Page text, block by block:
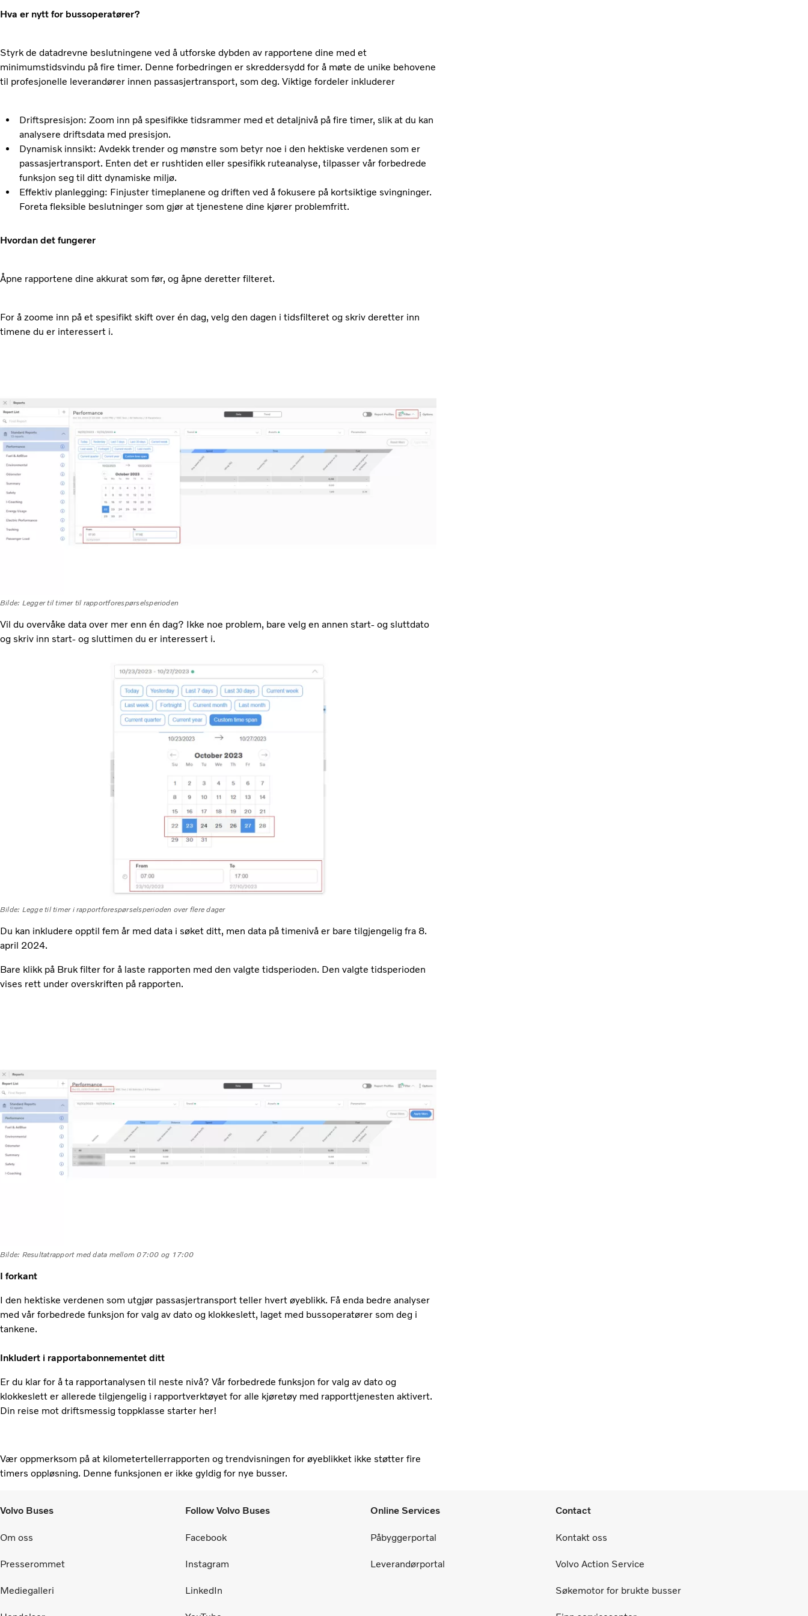
Hva er nytt for bussoperatører?
Styrk de datadrevne beslutningene ved å utforske dybden av rapportene dine med et
minimumstidsvindu på fire timer. Denne forbedringen er skreddersydd for å møte de unike behovene
til profesjonelle leverandører innen passasjertransport, som deg. Viktige fordeler inkluderer
Driftspresisjon: Zoom inn på spesifikke tidsrammer med et detaljnivå på fire timer, slik at du kan
analysere driftsdata med presisjon.
Dynamisk innsikt: Avdekk trender og mønstre som betyr noe i den hektiske verdenen som er
passasjertransport. Enten det er rushtiden eller spesifikk ruteanalyse, tilpasser vår forbedrede
funksjon seg til ditt dynamiske miljø.
Effektiv planlegging: Finjuster timeplanene og driften ved å fokusere på kortsiktige svingninger.
Foreta fleksible beslutninger som gjør at tjenestene dine kjører problemfritt.
Hvordan det fungerer
Åpne rapportene dine akkurat som før, og åpne deretter filteret.
For å zoome inn på et spesifikt skift over én dag, velg den dagen i tidsfilteret og skriv deretter inn
timene du er interessert i.
Bilde: Legger til timer til rapportforespørselsperioden
Vil du overvåke data over mer enn én dag? Ikke noe problem, bare velg en annen start- og sluttdato
og skriv inn start- og sluttimen du er interessert i.
Bilde: Legge til timer i rapportforespørselsperioden over flere dager
Du kan inkludere opptil fem år med data i søket ditt, men data på timenivå er bare tilgjengelig fra 8.
april 2024.
Bare klikk på Bruk filter for å laste rapporten med den valgte tidsperioden. Den valgte tidsperioden
vises rett under overskriften på rapporten.
Bilde: Resultatrapport med data mellom 07:00 og 17:00
I forkant
I den hektiske verdenen som utgjør passasjertransport teller hvert øyeblikk. Få enda bedre analyser
med vår forbedrede funksjon for valg av dato og klokkeslett, laget med bussoperatører som deg i
tankene.
Inkludert i rapportabonnementet ditt
Er du klar for å ta rapportanalysen til neste nivå? Vår forbedrede funksjon for valg av dato og
klokkeslett er allerede tilgjengelig i rapportverktøyet for alle kjøretøy med rapporttjenesten aktivert.
Din reise mot driftsmessig toppklasse starter her!
Vær oppmerksom på at kilometertellerrapporten og trendvisningen for øyeblikket ikke støtter fire
timers oppløsning. Denne funksjonen er ikke gyldig for nye busser.
Volvo Buses
Om oss
Presserommet
Mediegalleri
Follow Volvo Buses
Facebook
Instagram
LinkedIn
Online Services
Påbyggerportal
Leverandørportal
Contact
Kontakt oss
Volvo Action Service
Søkemotor for brukte busser